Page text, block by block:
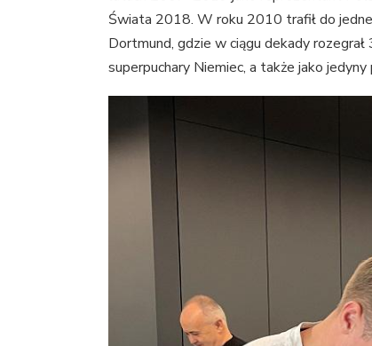
Świata 2018. W roku 2010 trafił do
Dortmund, gdzie w ciągu dekady
superpuchary Niemiec, a także jako